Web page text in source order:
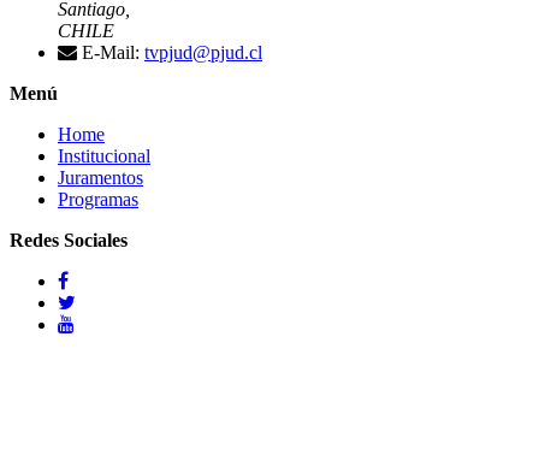
Santiago,
CHILE
E-Mail: tvpjud@pjud.cl
Menú
Home
Institucional
Juramentos
Programas
Redes Sociales